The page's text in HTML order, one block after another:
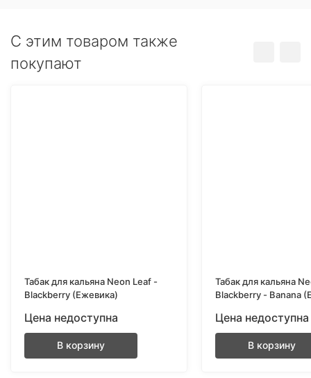
C этим товаром также
покупают
Табак для кальяна Neon Leaf -
Blackberry (Ежевика)
Цена недоступна
В корзину
Табак для кальяна
Blackberry - Banana
Цена недоступна
В корзину